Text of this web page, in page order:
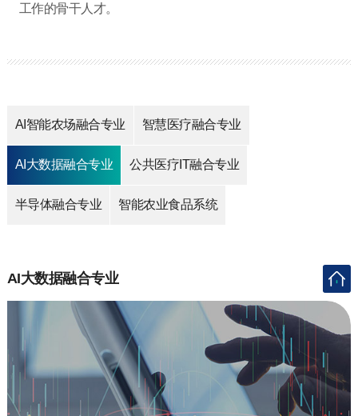
工作的骨干人才。
AI智能农场融合专业 智慧医疗融合专业
AI大数据融合专业 公共医疗IT融合专业
半导体融合专业 智能农业食品系统
AI大数据融合专业